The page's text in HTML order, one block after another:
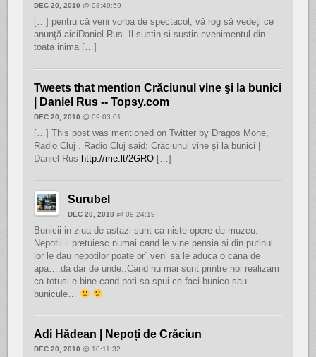
DEC 20, 2010 @ 08:49:59
[…] pentru că veni vorba de spectacol, vă rog să vedeţi ce
anunţă aiciDaniel Rus. Il sustin si sustin evenimentul din
toata inima […]
Tweets that mention Crăciunul vine şi la bunici
| Daniel Rus -- Topsy.com
DEC 20, 2010 @ 09:03:01
[…] This post was mentioned on Twitter by Dragos Mone,
Radio Cluj . Radio Cluj said: Crăciunul vine şi la bunici |
Daniel Rus http://me.lt/2GRO[…]
Surubel
DEC 20, 2010 @ 09:24:19
Bunicii in ziua de astazi sunt ca niste opere de muzeu.
Nepotii ii pretuiesc numai cand le vine pensia si din putinul
lor le dau nepotilor poate or` veni sa le aduca o cana de
apa….da dar de unde..Cand nu mai sunt printre noi realizam
ca totusi e bine cand poti sa spui ce faci bunico sau
bunicule…
Adi Hădean | Nepoți de Crăciun
DEC 20, 2010 @ 10:11:32